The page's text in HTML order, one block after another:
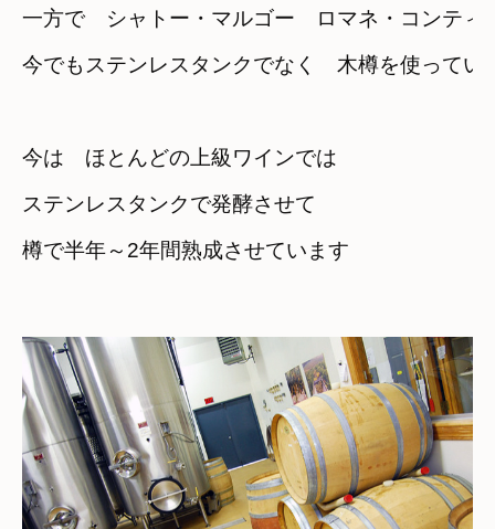
一方で　シャトー・マルゴー　ロマネ・コンティ
今でもステンレスタンクでなく　木樽を使ってい
今は　ほとんどの上級ワインでは
ステンレスタンクで発酵させて
樽で半年～2年間熟成させています